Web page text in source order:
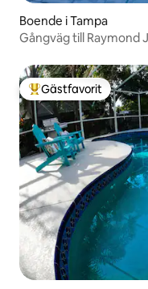
Boende i Tampa
Gångväg till Raymond
Populär gästfavorit
Gästfavorit